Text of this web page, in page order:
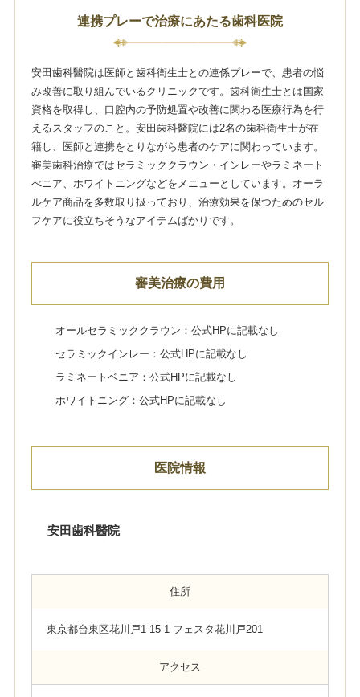
連携プレーで治療にあたる歯科医院
安田歯科醫院は医師と歯科衛生士との連係プレーで、患者の悩
み改善に取り組んでいるクリニックです。歯科衛生士とは国家
資格を取得し、口腔内の予防処置や改善に関わる医療行為を行
えるスタッフのこと。安田歯科醫院には2名の歯科衛生士が在
籍し、医師と連携をとりながら患者のケアに関わっています。
審美歯科治療ではセラミッククラウン・インレーやラミネート
べニア、ホワイトニングなどをメニューとしています。オーラ
ルケア商品を多数取り扱っており、治療効果を保つためのセル
フケアに役立ちそうなアイテムばかりです。
審美治療の費用
オールセラミッククラウン：公式HPに記載なし
セラミックインレー：公式HPに記載なし
ラミネートベニア：公式HPに記載なし
ホワイトニング：公式HPに記載なし
医院情報
安田歯科醫院
住所
東京都台東区花川戸1-15-1 フェスタ花川戸201
アクセス